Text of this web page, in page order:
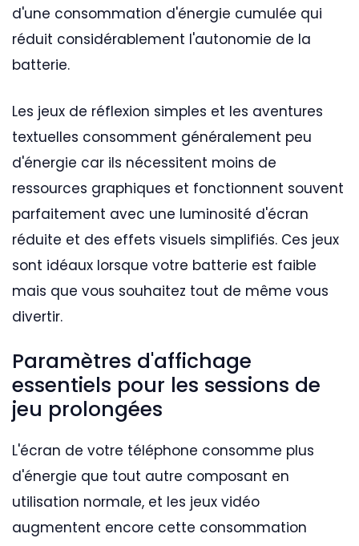
d'une consommation d'énergie cumulée qui
réduit considérablement l'autonomie de la
batterie.
Les jeux de réflexion simples et les aventures
textuelles consomment généralement peu
d'énergie car ils nécessitent moins de
ressources graphiques et fonctionnent souvent
parfaitement avec une luminosité d'écran
réduite et des effets visuels simplifiés. Ces jeux
sont idéaux lorsque votre batterie est faible
mais que vous souhaitez tout de même vous
divertir.
Paramètres d'affichage
essentiels pour les sessions de
jeu prolongées
L'écran de votre téléphone consomme plus
d'énergie que tout autre composant en
utilisation normale, et les jeux vidéo
augmentent encore cette consommation